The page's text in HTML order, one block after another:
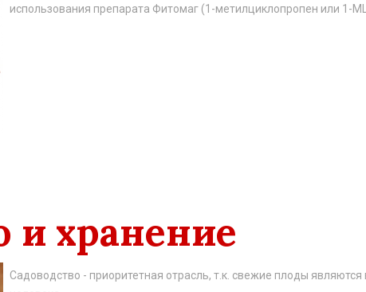
использования препарата Фитомаг (1-метилциклопропен или 1-
и хранение
Садоводство - приоритетная отрасль, т.к. свежие плоды